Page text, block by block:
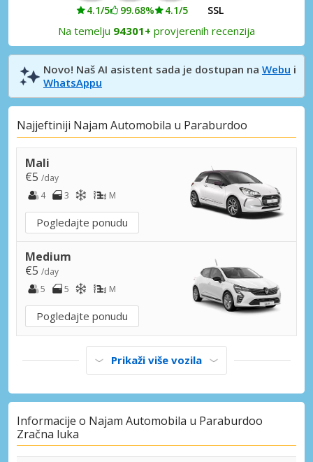
4.1/5 99.68% 4.1/5 SSL
Na temelju 94301+ provjerenih recenzija
Novo! Naš AI asistent sada je dostupan na Webu i
WhatsAppu
Najjeftiniji Najam Automobila u Paraburdoo
Mali
€5 /day
4
3 M
Pogledajte ponudu
Medium
€5 /day
5
5 M
Pogledajte ponudu
Prikaži više vozila
Informacije o Najam Automobila u Paraburdoo
Zračna luka